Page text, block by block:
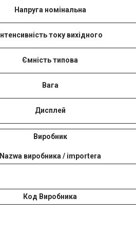
Напруга номінальна
Інтенсивність току вихідного
Ємність типова
Вага
Дисплей
Виробник
Nazwa виробника / importera
Код Виробника